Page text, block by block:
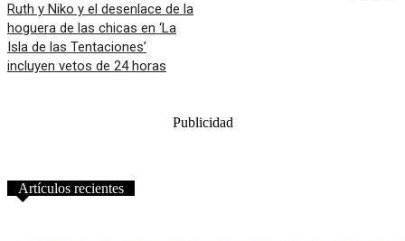
Ruth y Niko y el desenlace de la
hoguera de las chicas en ‘La
Isla de las Tentaciones’
incluyen vetos de 24 horas
Publicidad
Artículos recientes